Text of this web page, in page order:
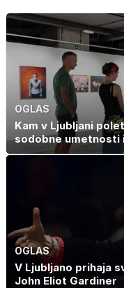
OGLAS
Kam v Ljubljani
sodobne umetnosti
OGLAS
V Ljubljano prihaja
John Eliot Gardiner